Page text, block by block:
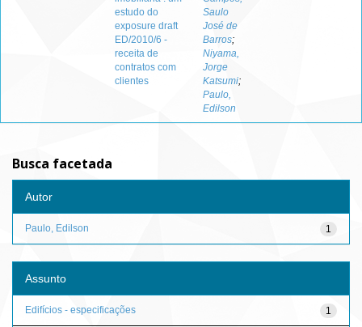
estudo do
exposure draft
ED/2010/6 -
receita de
contratos com
clientes
Saulo
José de
Barros;
Niyama,
Jorge
Katsumi;
Paulo,
Edilson
Busca facetada
Autor
1
Paulo, Edilson
Assunto
1
Edifícios - especificações